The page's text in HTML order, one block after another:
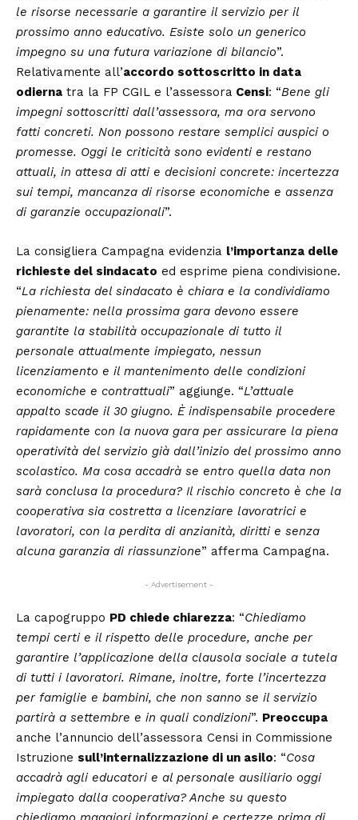
le risorse necessarie a garantire il servizio per il
prossimo anno educativo. Esiste solo un generico
impegno su una futura variazione di bilancio”.
Relativamente all’accordo sottoscritto in data
odierna tra la FP CGIL e l’assessora Censi: “Bene gli
impegni sottoscritti dall’assessora, ma ora servono
fatti concreti. Non possono restare semplici auspici o
promesse. Oggi le criticità sono evidenti e restano
attuali, in attesa di atti e decisioni concrete: incertezza
sui tempi, mancanza di risorse economiche e assenza
di garanzie occupazionali”.
La consigliera Campagna evidenzia l’importanza delle
richieste del sindacato ed esprime piena condivisione.
“La richiesta del sindacato è chiara e la condividiamo
pienamente: nella prossima gara devono essere
garantite la stabilità occupazionale di tutto il
personale attualmente impiegato, nessun
licenziamento e il mantenimento delle condizioni
economiche e contrattuali” aggiunge. “L’attuale
appalto scade il 30 giugno. È indispensabile procedere
rapidamente con la nuova gara per assicurare la piena
operatività del servizio già dall’inizio del prossimo anno
scolastico. Ma cosa accadrà se entro quella data non
sarà conclusa la procedura? Il rischio concreto è che la
cooperativa sia costretta a licenziare lavoratrici e
lavoratori, con la perdita di anzianità, diritti e senza
alcuna garanzia di riassunzione” afferma Campagna.
- Advertisement -
La capogruppo PD chiede chiarezza: “Chiediamo
tempi certi e il rispetto delle procedure, anche per
garantire l’applicazione della clausola sociale a tutela
di tutti i lavoratori. Rimane, inoltre, forte l’incertezza
per famiglie e bambini, che non sanno se il servizio
partirà a settembre e in quali condizioni”. Preoccupa
anche l’annuncio dell’assessora Censi in Commissione
Istruzione sull’internalizzazione di un asilo: “Cosa
accadrà agli educatori e al personale ausiliario oggi
impiegato dalla cooperativa? Anche su questo